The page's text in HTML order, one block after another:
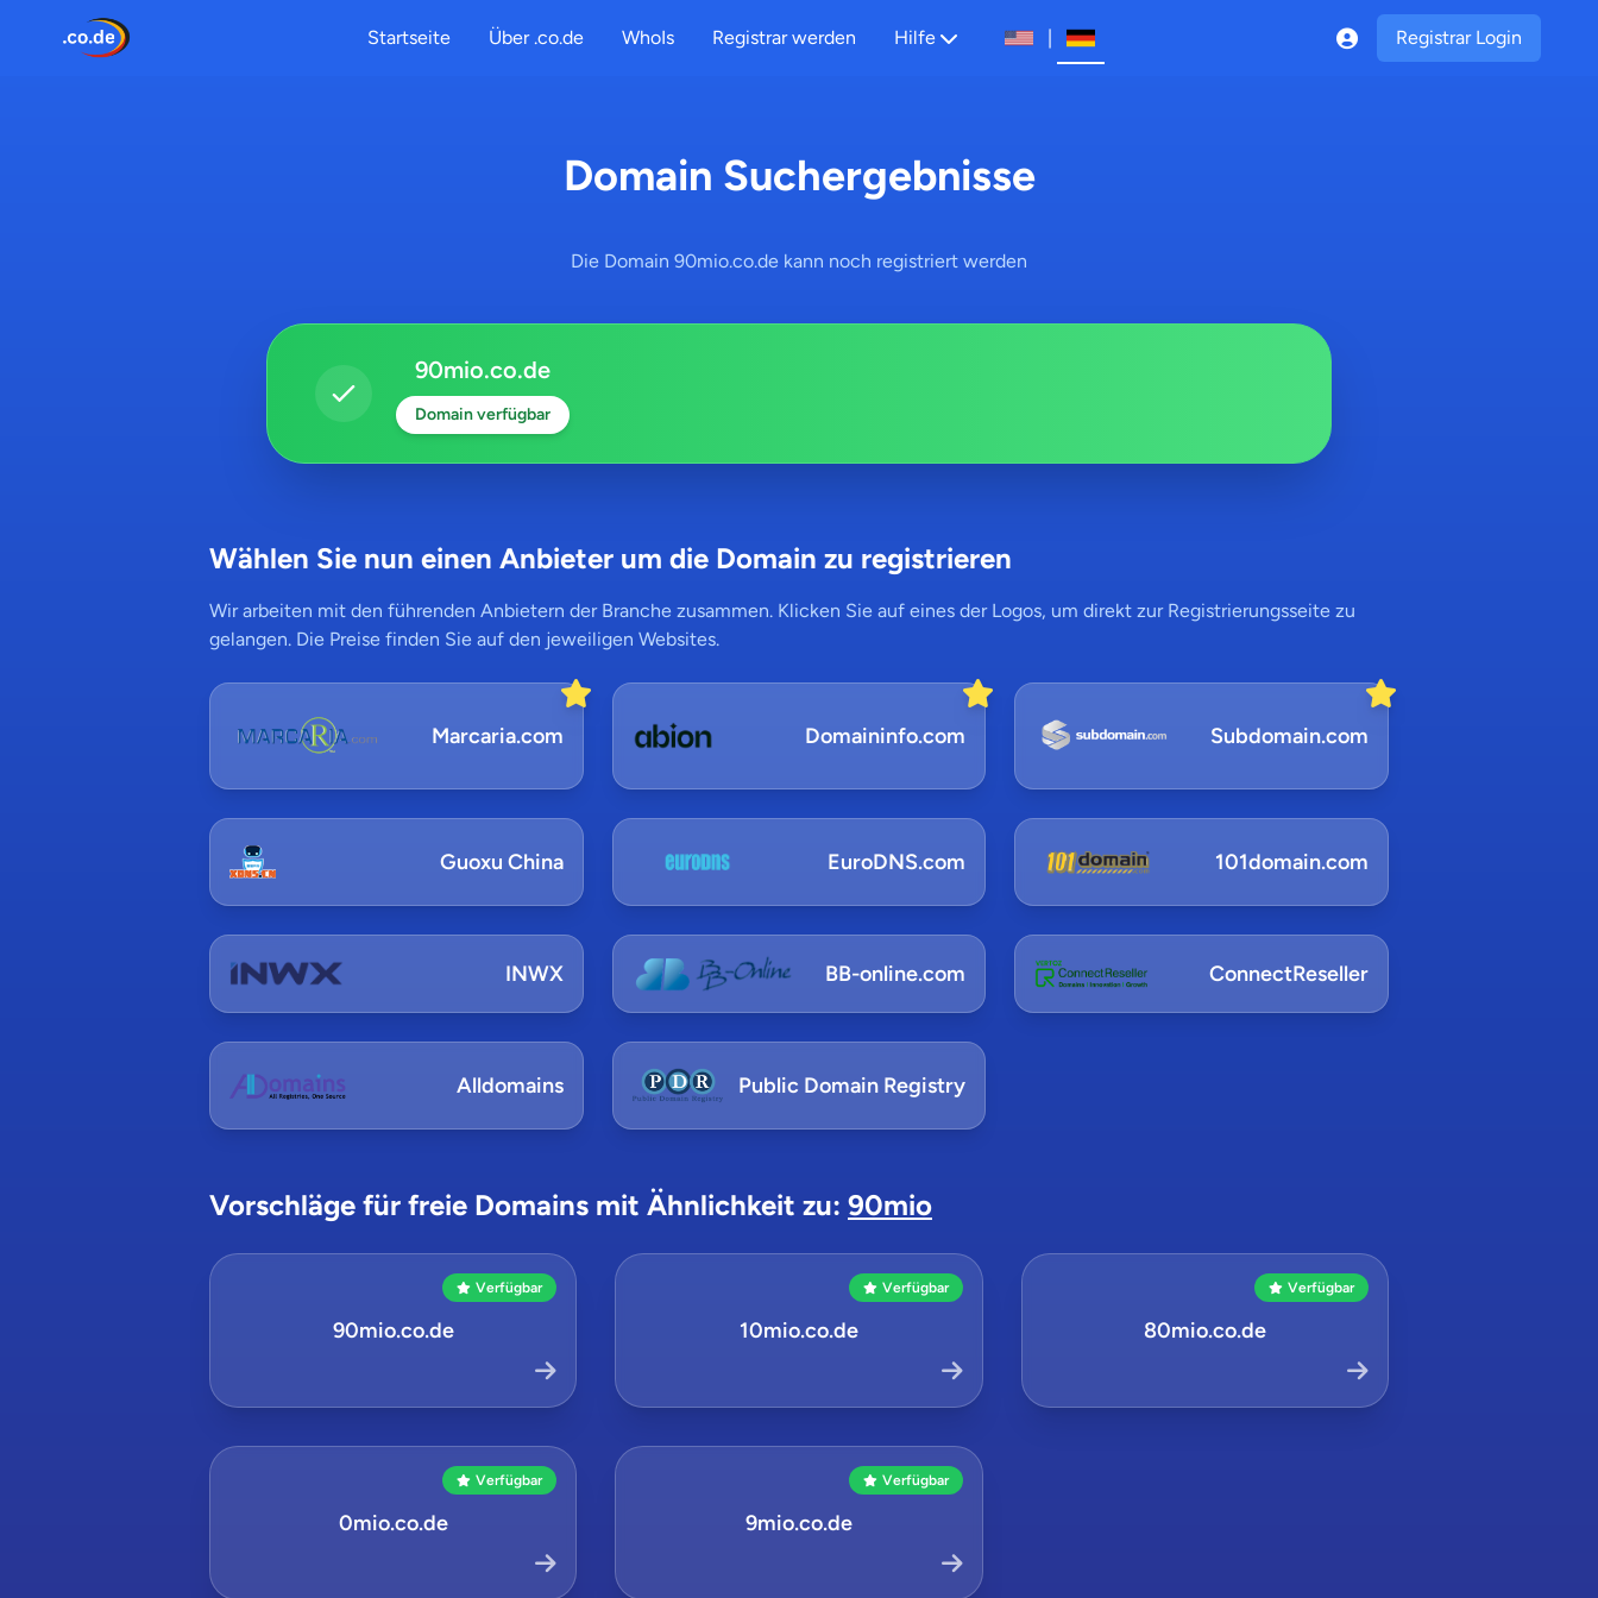
Startseite Über .co.de WhoIs Registrar werden Hilfe | Registrar Login
Domain Suchergebnisse
Die Domain 90mio.co.de kann noch registriert werden
90mio.co.de
Domain verfügbar
Wählen Sie nun einen Anbieter um die Domain zu registrieren
Wir arbeiten mit den führenden Anbietern der Branche zusammen. Klicken Sie auf eines der Logos, um direkt zur Registrierungsseite zu
gelangen. Die Preise finden Sie auf den jeweiligen Websites.
Marcaria.com Domaininfo.com Subdomain.com
Guoxu China EuroDNS.com 101domain.com
INWX BB-online.com ConnectReseller
Alldomains Public Domain Registry
Vorschläge für freie Domains mit Ähnlichkeit zu: 90mio
Verfügbar
90mio.co.de
Verfügbar
10mio.co.de
Verfügbar
80mio.co.de
Verfügbar
0mio.co.de
Verfügbar
9mio.co.de